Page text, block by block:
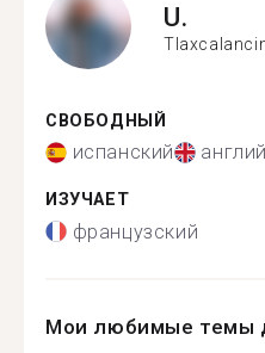
U.
СВОБОДНЫЙ
испанский
ИЗУЧАЕТ
французский
Мои любимые темы